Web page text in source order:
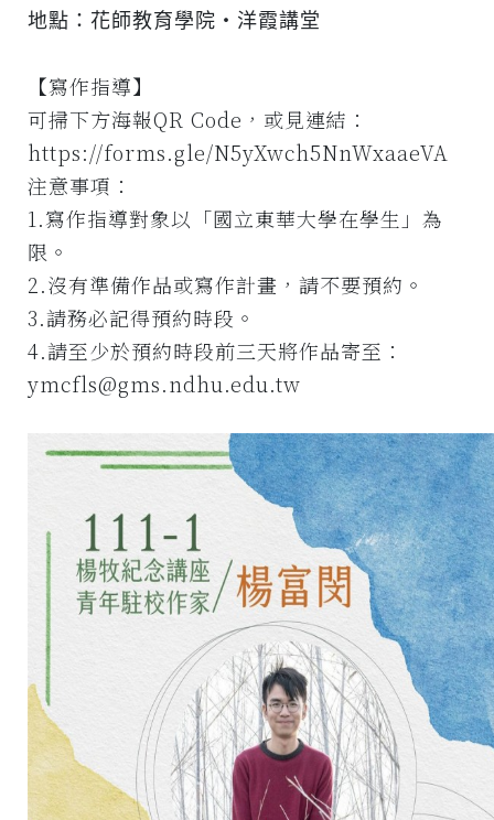
地點：花師教育學院‧洋霞講堂
【寫作指導】
可掃下方海報QR Code，或見連結：
https://forms.gle/N5yXwch5NnWxaaeVA
注意事項：
1.寫作指導對象以「國立東華大學在學生」為
限。
2.沒有準備作品或寫作計畫，請不要預約。
3.請務必記得預約時段。
4.請至少於預約時段前三天將作品寄至：
ymcfls@gms.ndhu.edu.tw